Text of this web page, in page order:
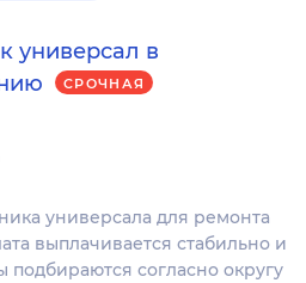
универсал в
СРОЧНАЯ
универсала для ремонта
выплачивается стабильно и
согласно округу